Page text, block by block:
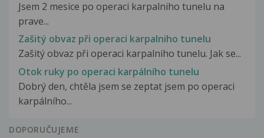
Jsem 2 mesice po operaci karpalniho tunelu na
prave...
Zašitý obvaz při operaci karpalniho tunelu
Zašitý obvaz při operaci karpalniho tunelu. Jak se...
Otok ruky po operaci karpálního tunelu
Dobrý den, chtěla jsem se zeptat jsem po operaci
karpálního...
DOPORUČUJEME